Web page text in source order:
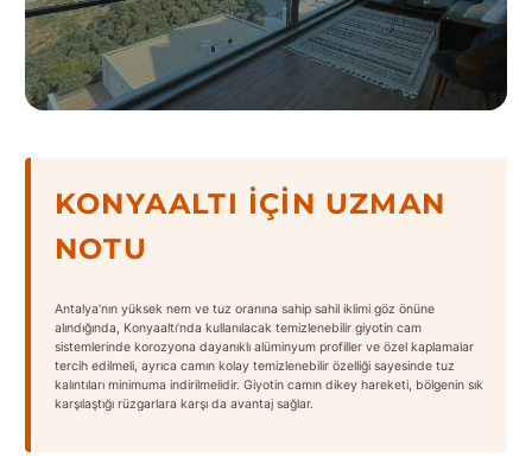
KONYAALTI İÇIN UZMAN
NOTU
Antalya’nın yüksek nem ve tuz oranına sahip sahil iklimi göz önüne
alındığında, Konyaaltı’nda kullanılacak temizlenebilir giyotin cam
sistemlerinde korozyona dayanıklı alüminyum profiller ve özel kaplamalar
tercih edilmeli, ayrıca camın kolay temizlenebilir özelliği sayesinde tuz
kalıntıları minimuma indirilmelidir. Giyotin camın dikey hareketi, bölgenin sık
karşılaştığı rüzgarlara karşı da avantaj sağlar.
States
Şehirler
Adana
Adıyaman
Afyonkarahisar
Antalya